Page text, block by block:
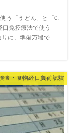
う「うどん」と「0.
免疫療法で使う
りに、準備万端で
査・食物経口負荷試験